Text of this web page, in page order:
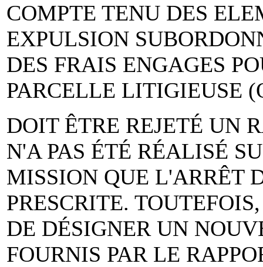
COMPTE TENU DES
EXPULSION
DES FRAIS ENGAGES
PARCELLE LITIGIEUSE
DOIT ÊTRE REJETÉ UN
N'A PAS ÉTÉ RÉALISÉ
MISSION QUE L'ARRÊT
PRESCRITE.
DE DÉSIGNER UN
FOURNIS PAR LE